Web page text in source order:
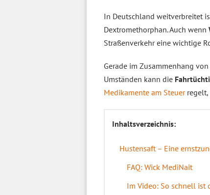
In Deutschland weitverbreitet
Dextromethorphan. Auch wenn
Straßenverkehr eine wichtige
Gerade im Zusammenhang von
Umständen kann die
Medikamente am Steuerregelt,
Inhaltsverzeichnis:
Hustensaft – Eine
FAQ: Wick MediNait
Im Video: So schnell ist